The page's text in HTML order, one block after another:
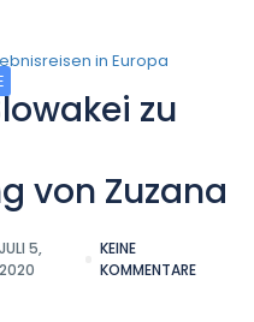
zu
von Zuzana
JULI 5,
2020
KEINE
KOMMENTARE